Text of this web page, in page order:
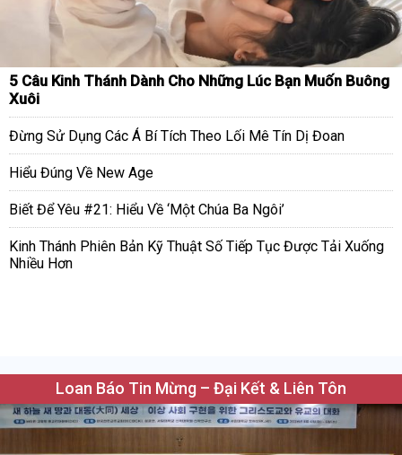
5 Câu Kinh Thánh Dành Cho Những Lúc Bạn Muốn Buông
Xuôi
Đừng Sử Dụng Các Á Bí Tích Theo Lối Mê Tín Dị Đoan
Hiểu Đúng Về New Age
Biết Để Yêu #21: Hiểu Về ‘Một Chúa Ba Ngôi’
Kinh Thánh Phiên Bản Kỹ Thuật Số Tiếp Tục Được Tải Xuống
Nhiều Hơn
Loan Báo Tin Mừng – Đại Kết & Liên Tôn